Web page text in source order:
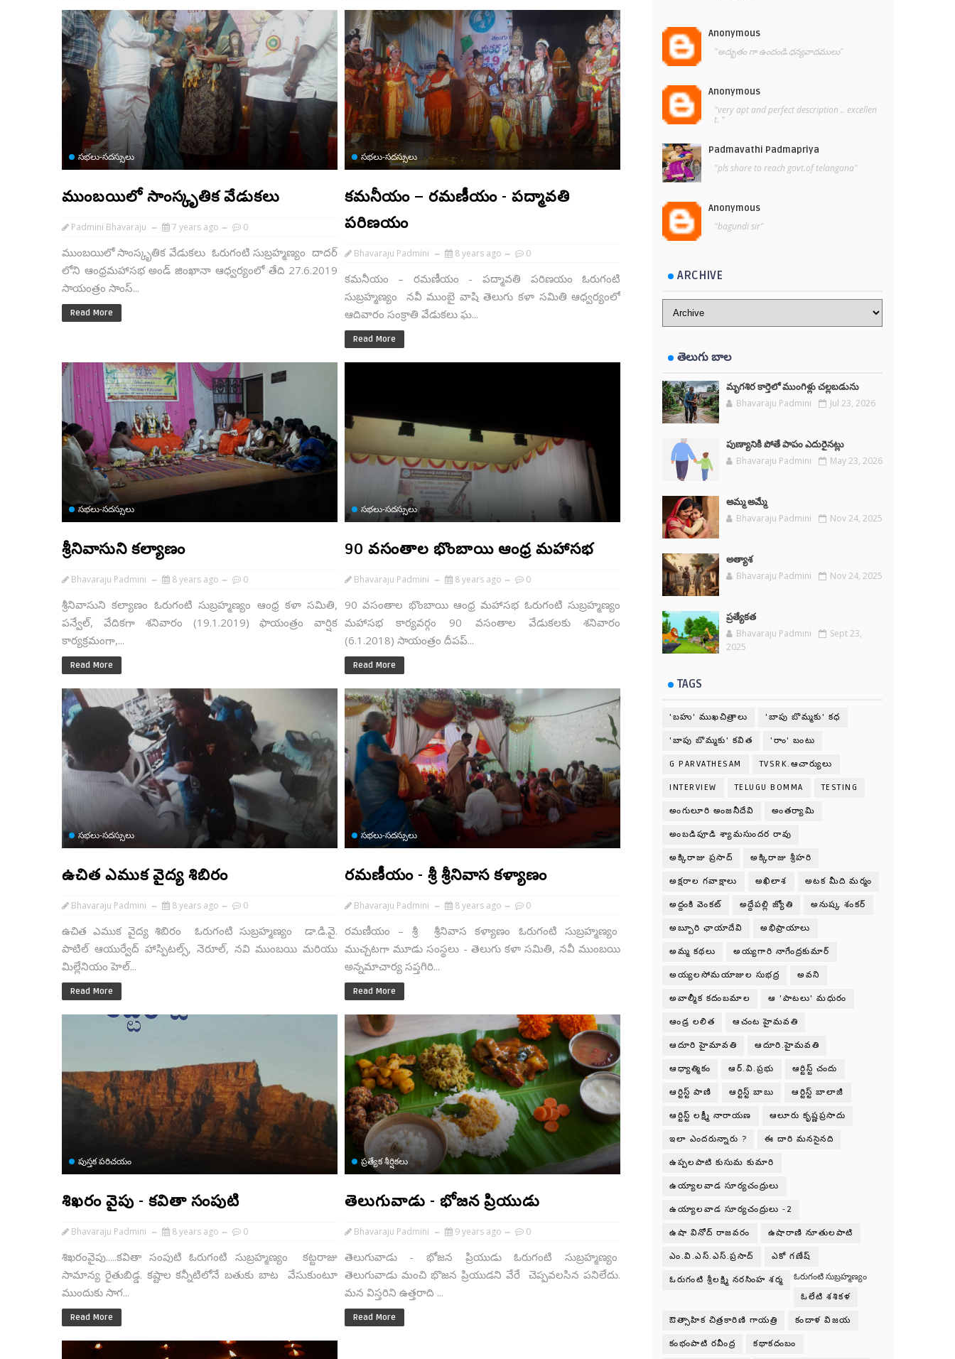
సభలు-సదస్సులు
ముంబయిలో సాంస్కృతిక వేడుకలు
Padmini Bhavaraju 7 years ago 0
ముంబయిలో సాంస్కృతిక వేడుకలు ఓరుగంటి సుబ్రహ్మణ్యం దాదర్
లోని ఆంధ్రమహాసభ అండ్ జింఖానా ఆధ్వర్యంలో తేది 27.6.2019
సాయంత్రం సాంస్...
Read More
సభలు-సదస్సులు
కమనీయం – రమణీయం - పద్మావతి
పరిణయం
Bhavaraju Padmini 8 years ago 0
కమనీయం – రమణీయం - పద్మావతి పరిణయం ఓరుగంటి
సుబ్రహ్మణ్యం నవీ ముంబై వాషి తెలుగు కళా సమితి ఆధ్వర్యంలో
ఆదివారం సంక్రాతి వేడుకలు ఘ...
Read More
సభలు-సదస్సులు
శ్రీనివాసుని కల్యాణం
Bhavaraju Padmini 8 years ago 0
శ్రీనివాసుని కల్యాణం ఓరుగంటి సుబ్రహ్మణ్యం ఆంధ్ర కళా సమితి,
పన్వేల్, వేదికగా శనివారం (19.1.2019) ఫాయంత్రం వార్షిక
కార్యక్రమంగా,...
Read More
సభలు-సదస్సులు
90 వసంతాల భొంబాయి ఆంధ్ర మహాసభ
Bhavaraju Padmini 8 years ago 0
90 వసంతాల భొంబాయి ఆంధ్ర మహాసభ ఓరుగంటి సుబ్రహ్మణ్యం
మహాసభ కార్యవర్గం 90 వసంతాల వేడుకలకు శనివారం
(6.1.2018) సాయంత్రం దీపప్...
Read More
సభలు-సదస్సులు
ఉచిత ఎముక వైద్య శిబిరం
Bhavaraju Padmini 8 years ago 0
ఉచిత ఎముక వైద్య శిబిరం ఓరుగంటి సుబ్రహ్మణ్యం డా.డి.వై.
పాటిల్ ఆయుర్వేద్ హాస్పిటల్స్, నెరూల్, నవి ముంబయి మరియు
మిల్లేనియం హెల్...
Read More
సభలు-సదస్సులు
రమణీయం - శ్రీ శ్రీనివాస కళ్యాణం
Bhavaraju Padmini 8 years ago 0
రమణీయం – శ్రీ శ్రీనివాస కళ్యాణం ఓరుగంటి సుబ్రహ్మణ్యం
ముచ్చటగా మూడు సంస్థలు - తెలుగు కళా సమితి, నవీ ముంబయి
అన్నమాచార్య సప్తగిరి...
Read More
పుస్తక పరిచయం
శిఖరం వైపు - కవితా సంపుటి
Bhavaraju Padmini 8 years ago 0
శిఖరంవైపు.....కవితా సంపుటి ఓరుగంటి సుబ్రహ్మణ్యం కట్టరాజు
సామాన్య రైతుబిడ్డ. కష్టాల కన్నీటిలోనే బతుకు బాట వేసుకుంటూ
ముందుకు సాగ...
Read More
ప్రత్యేక శీర్షికలు
తెలుగువాడు - భోజన ప్రియుడు
Bhavaraju Padmini 9 years ago 0
తెలుగువాడు - భోజన ప్రియుడు ఓరుగంటి సుబ్రహ్మణ్యం
తెలుగువాడు మంచి భొజన ప్రియుడని వేరే చెప్పవలసిన పనిలేదు.
మన విస్తరిని ఉత్తరాది ...
Read More
Anonymous
"అద్భుతం గా ఉందండి.ధన్యవాదములు"
Anonymous
"very apt and perfect description .. excellen
t. "
Padmavathi Padmapriya
"pls share to reach govt.of telangana"
Anonymous
"bagundi sir"
ARCHIVE
తెలుగు బాల
మృగశిర కార్తెలో ముంగిళ్లు చల్లబడును
Bhavaraju Padmini Jul 23, 2026
పుణ్యానికి పోతే పాపం ఎదురైనట్లు
Bhavaraju Padmini May 23, 2026
అమ్మ అమ్మే
Bhavaraju Padmini Nov 24, 2025
అత్యాశ
Bhavaraju Padmini Nov 24, 2025
ప్రత్యేకత
Bhavaraju Padmini
Sept 23,
2025
TAGS
'బహు' ముఖచిత్రాలు 'బాపు బొమ్మకు' కధ
'బాపు బొమ్మకు' కవిత 'రాం' బంటు
G PARVATHESAM TVSRK.ఆచార్యులు
INTERVIEW TELUGU BOMMA TESTING
అంగులూరి అంజనీదేవి అంతర్యామి
అంబడిపూడి శ్యామసుందర రావు
అక్కిరాజు ప్రసాద్ అక్కిరాజు శ్రీహరి
అక్షరాల గవాక్షాలు అఖిలాశ అటక మీది మర్మం
అద్దంకి వెంకట్ అద్దేపల్లి జ్యోతి అనుష్క శంకర్
అబ్బూరి ఛాయాదేవి అభిప్రాయాలు
అమ్మ కథలు అయ్యగారి నాగేంద్రకుమార్
అయ్యలసోమయాజుల సుభద్ర అవని
అవాల్మీక కదంబమాల ఆ 'పాటలు' మధురం
ఆండ్ర లలిత ఆచంట హైమవతి
ఆదూరి హైమావతి ఆదూరి.హైమవతి
ఆధ్యాత్మికం ఆర్.వి.ప్రభు ఆర్టిస్ట్ చందు
ఆర్టిస్ట్ పాణి ఆర్టిస్ట్ బాబు ఆర్టిస్ట్ బాలాజీ
ఆర్టిస్ట్ లక్ష్మీ నారాయణ ఆలూరు కృష్ణప్రసాదు
ఇలా ఎందరున్నారు ? ఈ దారి మనసైనది
ఉప్పలపాటి కుసుమ కుమారి
ఉయ్యాలవాడ సూర్యచంద్రులు
ఉయ్యాలవాడ సూర్యచంద్రులు -2
ఉషా వినోద్ రాజవరం ఉషారాణి నూతులపాటి
ఎం.వి.ఎస్.ఎస్.ప్రసాద్ ఎకో గణేష్
ఓరుగంటి శ్రీలక్ష్మి నరసింహ శర్మ ఓరుగంటి సుబ్రహ్మణ్యం
ఓలేటి శశికళ
ఔత్సాహిక చిత్రకారిణి గాయత్రి కందాళ విజయ
కంభంపాటి రవీంద్ర కథాకదంబం